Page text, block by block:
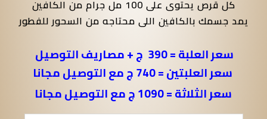
كل قرص يحتوى على 100 مل جرام من الكافين
يمد جسمك بالكافين اللى محتاجه من السحور للفطور
سعر العلبة = 390 ج + مصاريف التوصيل
سعر العلبتين = 740 ج مع التوصيل مجانا
سعر الثلاثة = 1090 ج مع التوصيل مجانا